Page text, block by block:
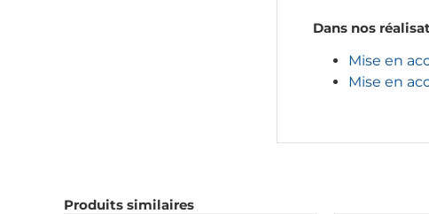
Dans nos
Mise en
Mise en
Produits similaires